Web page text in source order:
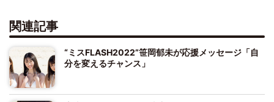
関連記事
“ミスFLASH2022”笹岡郁未が応援メッセージ「自
分を変えるチャンス」